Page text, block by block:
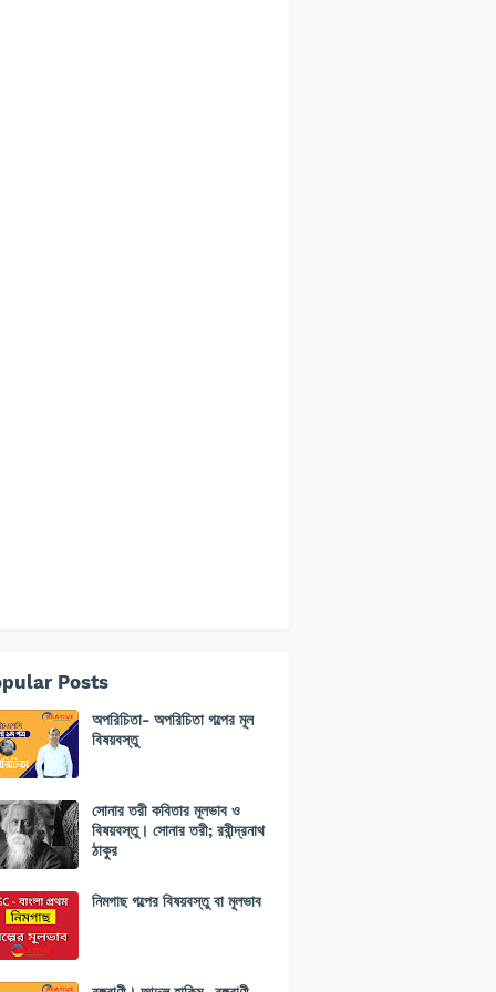
Posts
অপরিচিতা- অপরিচিতা গল্পের মূল
বিষয়বস্তু
সোনার তরী কবিতার মূলভাব ও
বিষয়বস্তু। সোনার তরী; রবীন্দ্রনাথ
ঠাকুর
নিমগাছ গল্পের বিষয়বস্তু বা মূলভাব